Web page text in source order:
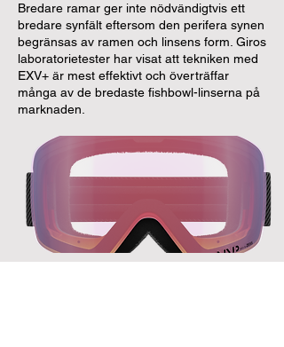
Bredare ramar ger inte nödvändigtvis ett
bredare synfält eftersom den perifera synen
begränsas av ramen och linsens form. Giros
laboratorietester har visat att tekniken med
EXV+ är mest effektivt och överträffar
många av de bredaste fishbowl-linserna på
marknaden.